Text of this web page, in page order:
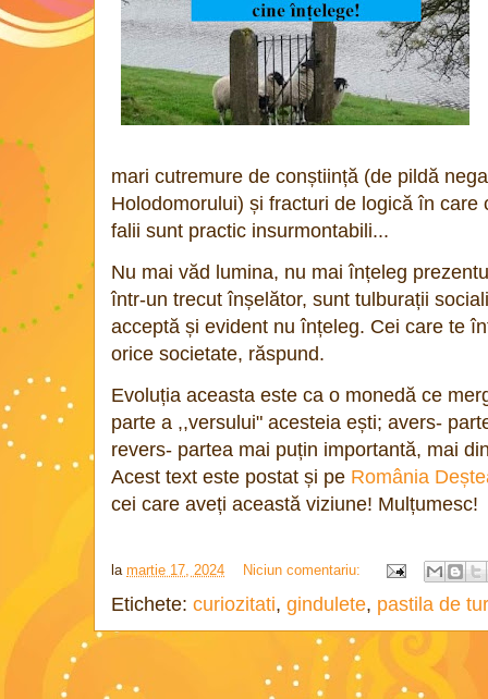
mari cutremure de conștiință (de pildă
Holodomorului) și fracturi de logică în care
falii sunt practic insurmontabili...
Nu mai văd lumina, nu mai înțeleg
într-un trecut înșelător, sunt tulburații
acceptă și evident nu înțeleg. Cei care te
orice societate, răspund.
Evoluția aceasta este ca o monedă ce
parte a ,,versului" acesteia ești; avers-
revers- partea mai puțin importantă, mai
Acest text este postat și pe România
cei care aveți această viziune! Mulțumesc!
la martie 17, 2024 Niciun comentariu:
Etichete: curiozitati, gindulete, pastila de